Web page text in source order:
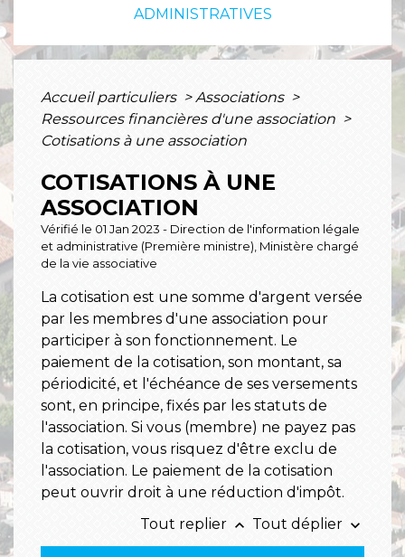
ADMINISTRATIVES
Accueil particuliers > Associations >
Ressources financières d'une association >
Cotisations à une association
COTISATIONS À UNE
ASSOCIATION
Vérifié le 01 Jan 2023 - Direction de l'information légale
et administrative (Première ministre), Ministère chargé
de la vie associative
La cotisation est une somme d'argent versée
par les membres d'une association pour
participer à son fonctionnement. Le
paiement de la cotisation, son montant, sa
périodicité, et l'échéance de ses versements
sont, en principe, fixés par les statuts de
l'association. Si vous (membre) ne payez pas
la cotisation, vous risquez d'être exclu de
l'association. Le paiement de la cotisation
peut ouvrir droit à une réduction d'impôt.
Tout replier keyboard_arrow_up Tout déplier keyboard_arrow_down